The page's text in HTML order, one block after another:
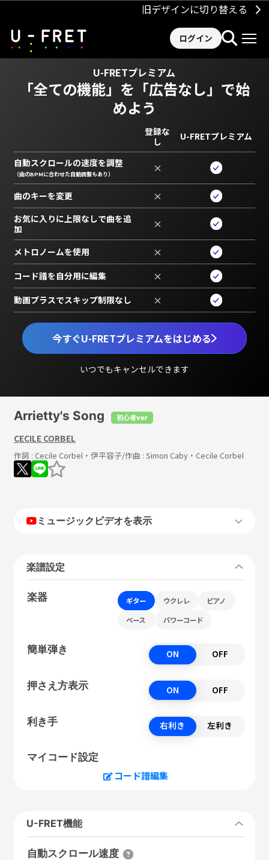
旧デザインに切り替える
ログイン
U-FRETプレミアム
「全ての機能」を 「広告なし」で始
めよう
今すぐU-FRETプレミアムをはじめる
いつでもキャンセルできます
登録な
し
U-FRETプレミアム
自動スクロールの速度を調整
（曲のBPMに合わせた自動調整もあり） ×
曲のキーを変更 ×
お気に入りに上限なしで曲を追
加
×
メトロノームを使用 ×
コード譜を自分用に編集 ×
動画プラスでスキップ制限なし ×
Arrietty's Song 初心者ver
CECILE CORBEL
作詞 : Cecile Corbel・伊平容子/作曲 : Simon Caby・Cecile Corbel
ミュージックビデオを表示
楽譜設定
楽器 ギター ウクレレ ピアノ
ベース パワーコード
簡単弾き ON OFF
押さえ方表示 ON OFF
利き手 右利き 左利き
マイコード設定
コード譜編集
U-FRET機能
自動スクロール速度